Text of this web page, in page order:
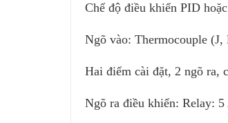
Chế độ điều khiển PID
Ngõ vào: Thermocouple
Hai điểm cài đặt, 2 ngõ ra,
Ngõ ra điều khiển: Relay: